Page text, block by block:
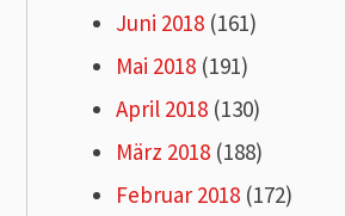
Juni 2018 (161)
Mai 2018 (191)
April 2018 (130)
März 2018 (188)
Februar 2018 (172)